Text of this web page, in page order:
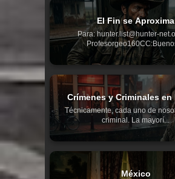
El Fin se Aproxima
Para: hunter.list@hunter-
Profesorgeo160CC:Buenos
Crímenes y Criminales en
Técnicamente, cada uno de
criminal. La mayorí...
México